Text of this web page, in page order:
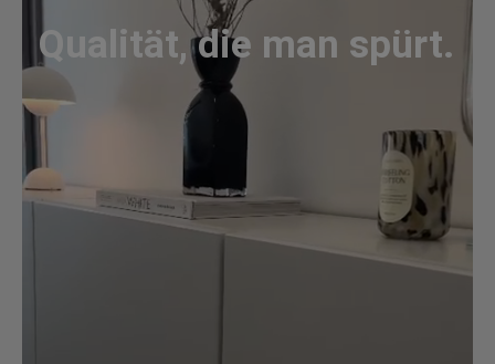
Qualität, die man spürt.